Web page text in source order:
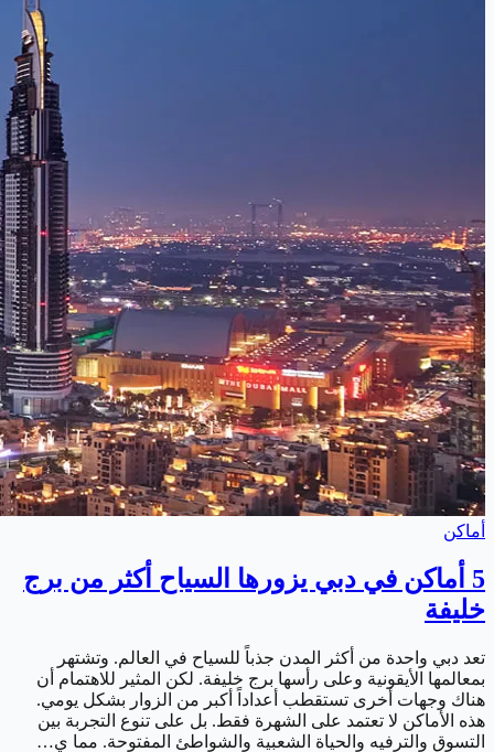
أماكن
5 أماكن في دبي يزورها السياح أكثر من برج
خليفة
تعد دبي واحدة من أكثر المدن جذباً للسياح في العالم. وتشتهر
بمعالمها الأيقونية وعلى رأسها برج خليفة. لكن المثير للاهتمام أن
هناك وجهات أخرى تستقطب أعداداً أكبر من الزوار بشكل يومي.
هذه الأماكن لا تعتمد على الشهرة فقط. بل على تنوع التجربة بين
التسوق والترفيه والحياة الشعبية والشواطئ المفتوحة. مما ي…